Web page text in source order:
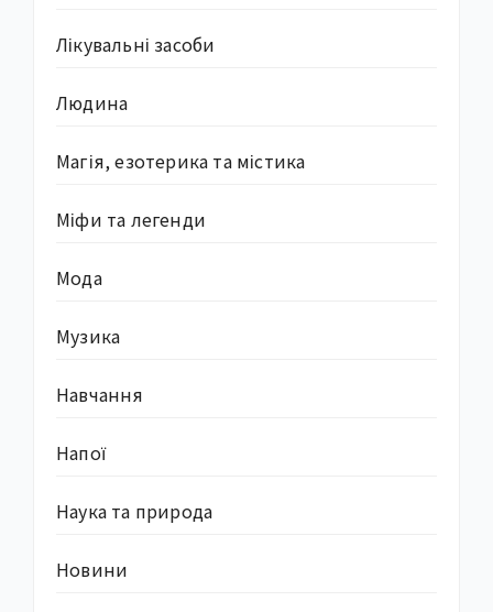
Лікувальні засоби
Людина
Магія, езотерика та містика
Міфи та легенди
Мода
Музика
Навчання
Напої
Наука та природа
Новини